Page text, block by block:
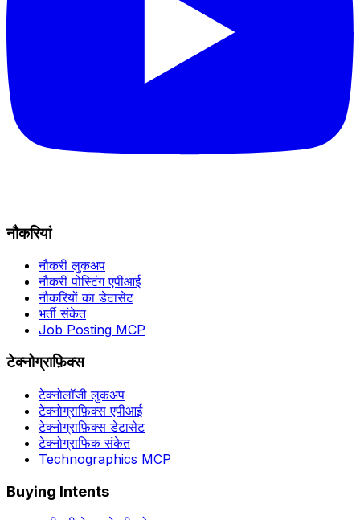
नौकरियां
नौकरी लुकअप
नौकरी पोस्टिंग एपीआई
नौकरियों का डेटासेट
भर्ती संकेत
Job Posting MCP
टेक्नोग्राफ़िक्स
टेक्नोलॉजी लुकअप
टेक्नोग्राफ़िक्स एपीआई
टेक्नोग्राफ़िक्स डेटासेट
टेक्नोग्राफिक संकेत
Technographics MCP
Buying Intents